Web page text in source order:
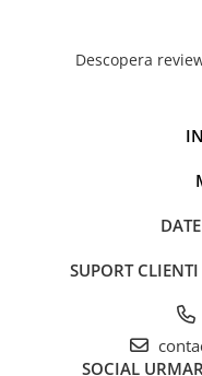
Descopera
SUPORT CLIENTI
SOCIAL